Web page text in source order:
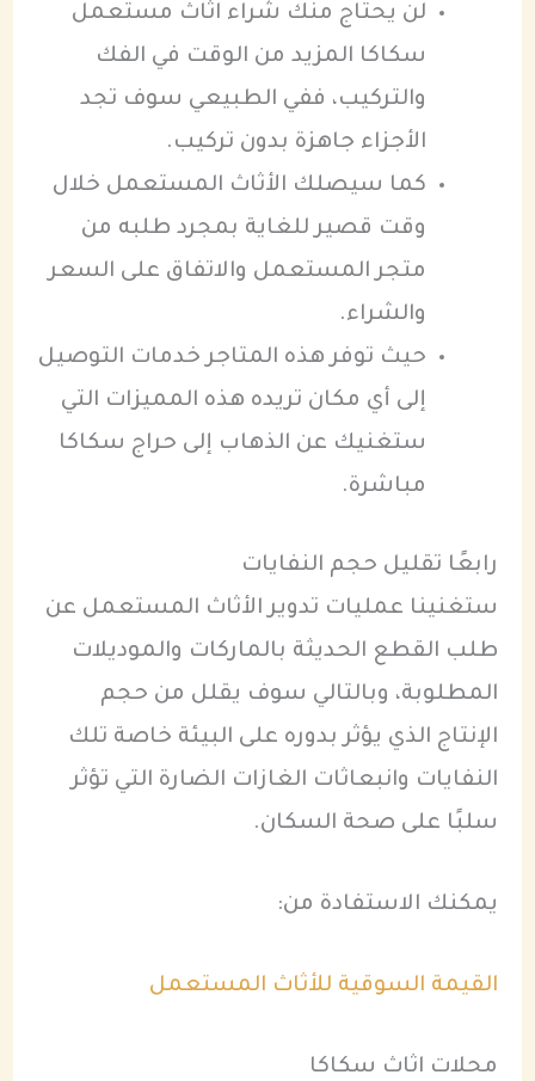
لن يحتاج منك شراء اثاث مستعمل
سكاكا المزيد من الوقت في الفك
والتركيب، ففي الطبيعي سوف تجد
الأجزاء جاهزة بدون تركيب.
كما سيصلك الأثاث المستعمل خلال
وقت قصير للغاية بمجرد طلبه من
متجر المستعمل والاتفاق على السعر
والشراء.
حيث توفر هذه المتاجر خدمات التوصيل
إلى أي مكان تريده هذه المميزات التي
ستغنيك عن الذهاب إلى حراج سكاكا
مباشرة.
رابعًا تقليل حجم النفايات
ستغنينا عمليات تدوير الأثاث المستعمل عن
طلب القطع الحديثة بالماركات والموديلات
المطلوبة، وبالتالي سوف يقلل من حجم
الإنتاج الذي يؤثر بدوره على البيئة خاصة تلك
النفايات وانبعاثات الغازات الضارة التي تؤثر
سلبًا على صحة السكان.
يمكنك الاستفادة من:
القيمة السوقية للأثاث المستعمل
محلات اثاث سكاكا